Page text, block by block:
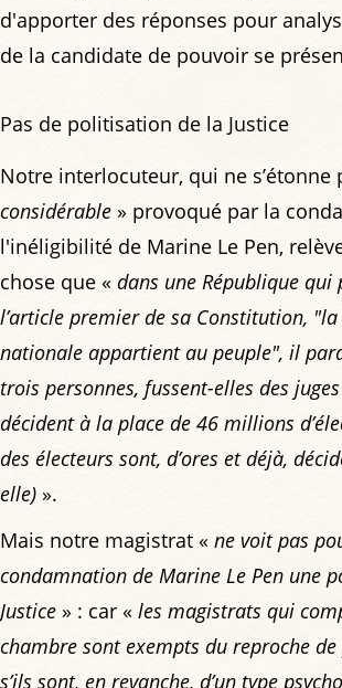
d'apporter des réponses pour
de la candidate de pouvoir se
Pas de politisation de la Justice
Notre interlocuteur, qui ne s’étonne
considérable » provoqué par la
l'inéligibilité de Marine Le Pen,
chose que « dans une République qui
l’article premier de sa Constitution,
nationale appartient au peuple", il
trois personnes, fussent-elles des
décident à la place de 46 millions
des électeurs sont, d’ores et déjà,
elle) ».
Mais notre magistrat « ne voit pas
condamnation de Marine Le Pen une
Justice » : car « les magistrats qui
chambre sont exempts du reproche
s’ils sont, en revanche, d’un type